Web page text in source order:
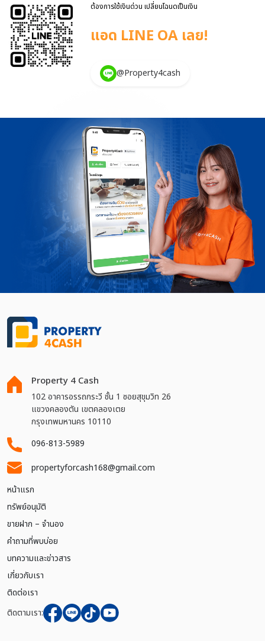
“PRUKSA D-DAY SALE” พฤกษาส่งแคมเปญแรง “PRUKSA
D-DAY SALE” ลดราคายูนิตฮอตจากกว่า 100 โครงการ รวมมูลค่ากว่า
100 ล้านบาท หวังดึงดีมานด์ที่ชะลอไปกลับคืนมา ผ่านข้อเสนอที่ […]
ต้องการใช้เงินด่วน เปลี่ยนโฉนดเป็นเงิน
แอด LINE OA เลย!
@Property4cash
Property 4 Cash
102 อาคารอรรถกระวี ชั้น 1 ซอยสุขุมวิท 26
แขวงคลองตัน เขตคลองเตย
กรุงเทพมหานคร 10110
096-813-5989
propertyforcash168@gmail.com
หน้าแรก
ทรัพย์อนุมัติ
ขายฝาก – จำนอง
คำถามที่พบบ่อย
บทความและข่าวสาร
เกี่ยวกับเรา
ติดต่อเรา
ติดตามเรา: